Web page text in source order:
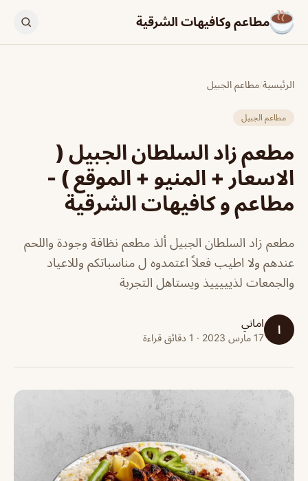
مطاعم وكافيهات الشرقية
الرئيسية/مطاعم الجبيل
مطاعم الجبيل
مطعم زاد السلطان الجبيل (
الاسعار + المنيو + الموقع ) -
مطاعم و كافيهات الشرقية
مطعم زاد السلطان الجبيل ألذ مطعم نظافة وجودة واللحم
عندهم ولا اطيب فعلاً اعتمدوه ل مناسباتكم وللاعياد
والجمعات لذيييييذ ويستاهل التجربة
ا اماني
17 مارس 2023 · 1 دقائق قراءة